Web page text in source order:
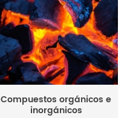
Compuestos orgánicos e
inorgánicos